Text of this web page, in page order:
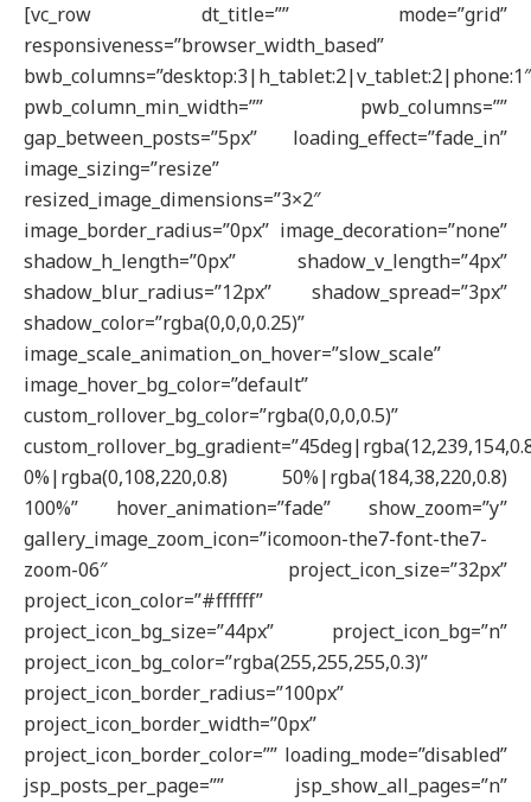
[vc_row dt_title=”” mode=”grid”
responsiveness=”browser_width_based”
bwb_columns=”desktop:3|h_tablet:2|v_tablet:2|phone:1″
pwb_column_min_width=”” pwb_columns=””
gap_between_posts=”5px” loading_effect=”fade_in”
image_sizing=”resize”
resized_image_dimensions=”3×2″
image_border_radius=”0px” image_decoration=”none”
shadow_h_length=”0px” shadow_v_length=”4px”
shadow_blur_radius=”12px” shadow_spread=”3px”
shadow_color=”rgba(0,0,0,0.25)”
image_scale_animation_on_hover=”slow_scale”
image_hover_bg_color=”default”
custom_rollover_bg_color=”rgba(0,0,0,0.5)”
0%|rgba(0,108,220,0.8) 50%|rgba(184,38,220,0.8)
100%” hover_animation=”fade” show_zoom=”y”
gallery_image_zoom_icon=”icomoon-the7-font-the7-
zoom-06″ project_icon_size=”32px”
project_icon_color=”#ffffff”
project_icon_bg_size=”44px” project_icon_bg=”n”
project_icon_bg_color=”rgba(255,255,255,0.3)”
project_icon_border_radius=”100px”
project_icon_border_width=”0px”
project_icon_border_color=”” loading_mode=”disabled”
jsp_posts_per_page=”” jsp_show_all_pages=”n”